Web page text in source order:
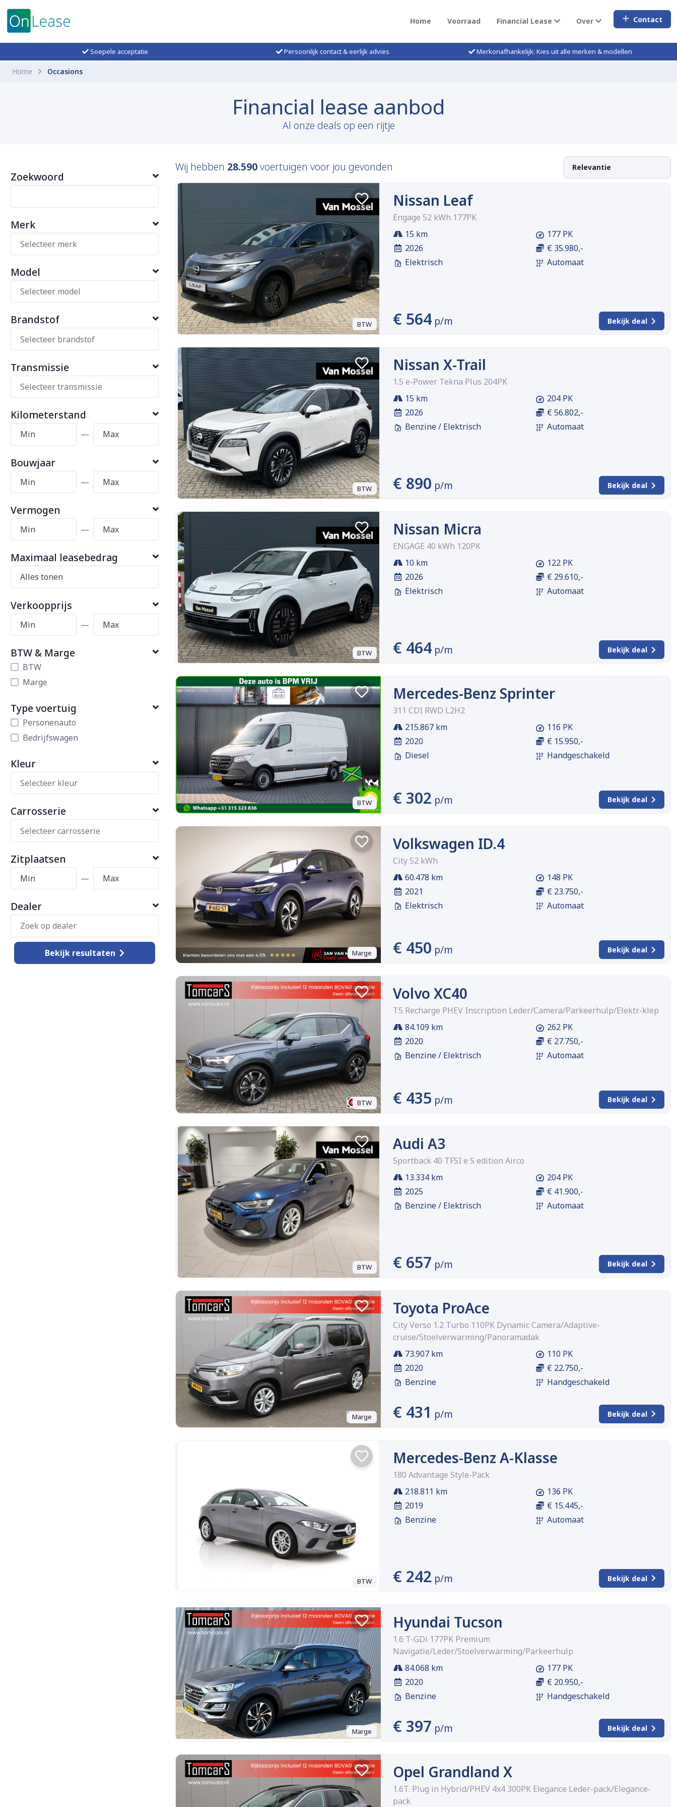
Home Voorraad Financial Lease Over Contact
Soepele acceptatie Persoonlijk contact & eerlijk advies Merkonafhankelijk: Kies uit alle merken & modellen
Home Occasions
Financial lease aanbod
Al onze deals op een rijtje
Zoekwoord
Merk
Model
Brandstof
Transmissie
Kilometerstand
—
Bouwjaar
—
Vermogen
—
Maximaal leasebedrag
Verkoopprijs
—
BTW & Marge
BTW
Marge
Type voertuig
Personenauto
Bedrijfswagen
Kleur
Carrosserie
Zitplaatsen
—
Dealer
Bekijk resultaten
Wij hebben 28.590voertuigen voor jou gevonden
BTW
Nissan Leaf
Engage 52 kWh 177PK
15 km
2026
Elektrisch
177 PK
€ 35.980,-
Automaat
€ 564 p/m Bekijk deal
BTW
Nissan X-Trail
1.5 e-Power Tekna Plus 204PK
15 km
2026
Benzine / Elektrisch
204 PK
€ 56.802,-
Automaat
€ 890 p/m Bekijk deal
BTW
Nissan Micra
ENGAGE 40 kWh 120PK
10 km
2026
Elektrisch
122 PK
€ 29.610,-
Automaat
€ 464 p/m Bekijk deal
BTW
Mercedes-Benz Sprinter
311 CDI RWD L2H2
215.867 km
2020
Diesel
116 PK
€ 15.950,-
Handgeschakeld
€ 302 p/m Bekijk deal
Marge
Volkswagen ID.4
City 52 kWh
60.478 km
2021
Elektrisch
148 PK
€ 23.750,-
Automaat
€ 450 p/m Bekijk deal
BTW
Volvo XC40
T5 Recharge PHEV Inscription Leder/Camera/Parkeerhulp/Elektr.-klep
84.109 km
2020
Benzine / Elektrisch
262 PK
€ 27.750,-
Automaat
€ 435 p/m Bekijk deal
BTW
Audi A3
Sportback 40 TFSI e S edition Airco
13.334 km
2025
Benzine / Elektrisch
204 PK
€ 41.900,-
Automaat
€ 657 p/m Bekijk deal
Marge
Toyota ProAce
City Verso 1.2 Turbo 110PK Dynamic Camera/Adaptive-
cruise/Stoelverwarming/Panoramadak
73.907 km
2020
Benzine
110 PK
€ 22.750,-
Handgeschakeld
€ 431 p/m Bekijk deal
BTW
Mercedes-Benz A-Klasse
180 Advantage Style-Pack
218.811 km
2019
Benzine
136 PK
€ 15.445,-
Automaat
€ 242 p/m Bekijk deal
Marge
Hyundai Tucson
1.6 T-GDi 177PK Premium
Navigatie/Leder/Stoelverwarming/Parkeerhulp
84.068 km
2020
Benzine
177 PK
€ 20.950,-
Handgeschakeld
€ 397 p/m Bekijk deal
Opel Grandland X
1.6T. Plug in Hybrid/PHEV 4x4 300PK Elegance Leder-pack/Elegance-
pack